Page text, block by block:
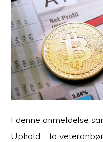
I denne anmeldelse
Uphold - to